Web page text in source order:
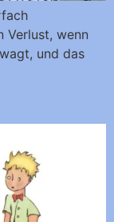
Verlust, wenn
und das